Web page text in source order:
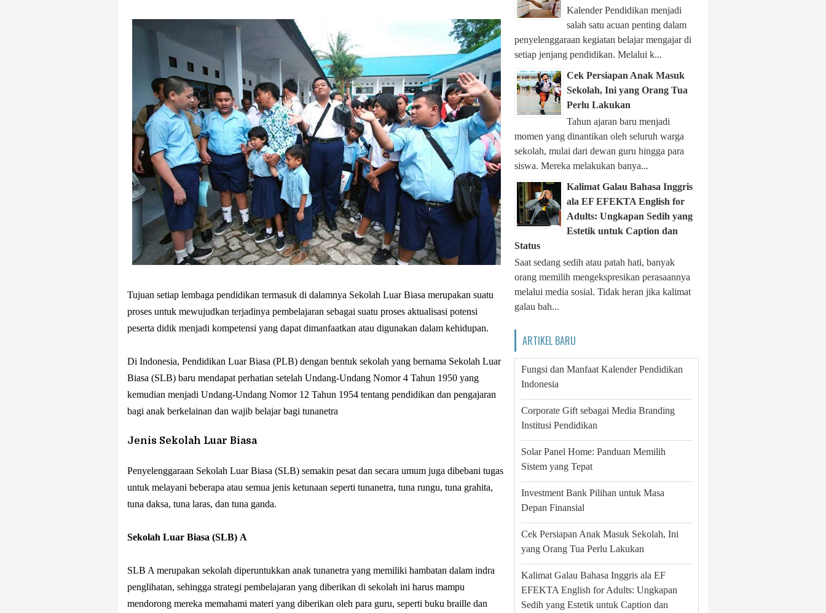
Tujuan setiap lembaga pendidikan termasuk di dalamnya Sekolah Luar Biasa merupakan suatu
proses untuk mewujudkan terjadinya pembelajaran sebagai suatu proses aktualisasi potensi
peserta didik menjadi kompetensi yang dapat dimanfaatkan atau digunakan dalam kehidupan.
Di Indonesia, Pendidikan Luar Biasa (PLB) dengan bentuk sekolah yang bernama Sekolah Luar
Biasa (SLB) baru mendapat perhatian setelah Undang-Undang Nomor 4 Tahun 1950 yang
kemudian menjadi Undang-Undang Nomor 12 Tahun 1954 tentang pendidikan dan pengajaran
bagi anak berkelainan dan wajib belajar bagi tunanetra
Jenis Sekolah Luar Biasa
Penyelenggaraan Sekolah Luar Biasa (SLB) semakin pesat dan secara umum juga dibebani tugas
untuk melayani beberapa atau semua jenis ketunaan seperti tunanetra, tuna rungu, tuna grahita,
tuna daksa, tuna laras, dan tuna ganda.
Sekolah Luar Biasa (SLB) A
SLB A merupakan sekolah diperuntukkan anak tunanetra yang memiliki hambatan dalam indra
penglihatan, sehingga strategi pembelajaran yang diberikan di sekolah ini harus mampu
mendorong mereka memahami materi yang diberikan oleh para guru, seperti buku braille dan
Kalender Pendidikan menjadi
salah satu acuan penting dalam
penyelenggaraan kegiatan belajar mengajar di
setiap jenjang pendidikan. Melalui k...
Cek Persiapan Anak Masuk
Sekolah, Ini yang Orang Tua
Perlu Lakukan
Tahun ajaran baru menjadi
momen yang dinantikan oleh seluruh warga
sekolah, mulai dari dewan guru hingga para
siswa. Mereka melakukan banya...
Kalimat Galau Bahasa Inggris
ala EF EFEKTA English for
Adults: Ungkapan Sedih yang
Estetik untuk Caption dan
Status
Saat sedang sedih atau patah hati, banyak
orang memilih mengekspresikan perasaannya
melalui media sosial. Tidak heran jika kalimat
galau bah...
ARTIKEL BARU
Fungsi dan Manfaat Kalender Pendidikan
Indonesia
Corporate Gift sebagai Media Branding
Institusi Pendidikan
Solar Panel Home: Panduan Memilih
Sistem yang Tepat
Investment Bank Pilihan untuk Masa
Depan Finansial
Cek Persiapan Anak Masuk Sekolah, Ini
yang Orang Tua Perlu Lakukan
Kalimat Galau Bahasa Inggris ala EF
EFEKTA English for Adults: Ungkapan
Sedih yang Estetik untuk Caption dan